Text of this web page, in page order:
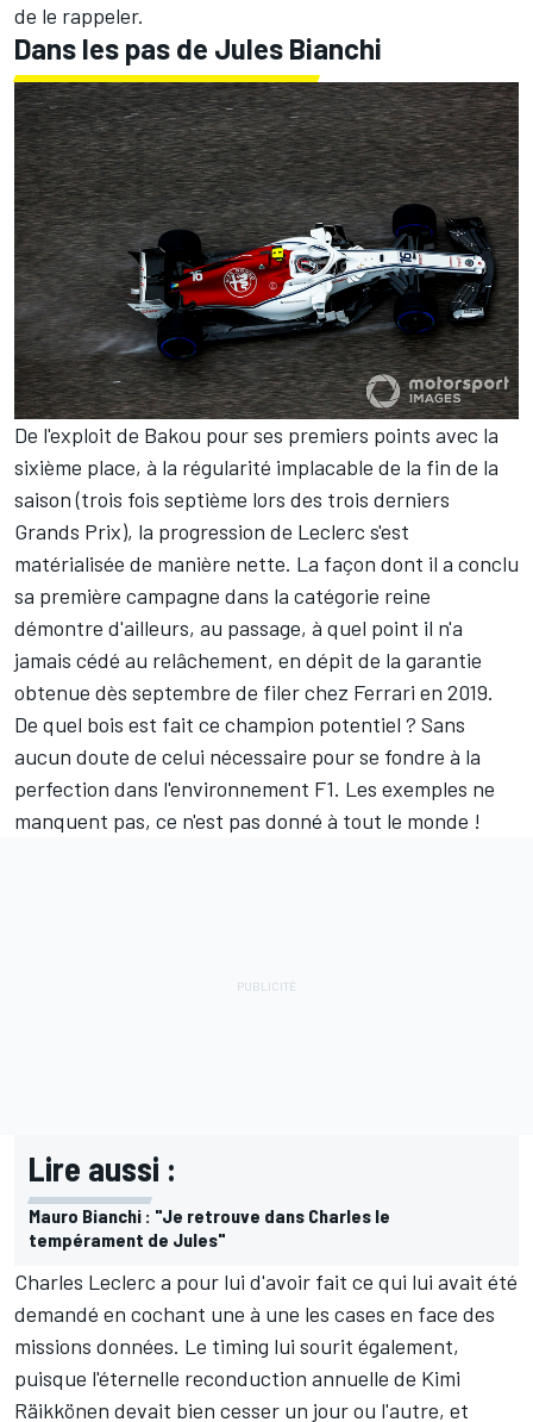
de le rappeler.
Dans les pas de Jules Bianchi
De l'exploit de Bakou pour ses premiers points avec la
sixième place, à la régularité implacable de la fin de la
saison (trois fois septième lors des trois derniers
Grands Prix), la progression de Leclerc s'est
matérialisée de manière nette. La façon dont il a conclu
sa première campagne dans la catégorie reine
démontre d'ailleurs, au passage, à quel point il n'a
jamais cédé au relâchement, en dépit de la garantie
obtenue dès septembre de filer chez Ferrari en 2019.
De quel bois est fait ce champion potentiel ? Sans
aucun doute de celui nécessaire pour se fondre à la
perfection dans l'environnement F1. Les exemples ne
manquent pas, ce n'est pas donné à tout le monde !
Lire aussi :
Mauro Bianchi : "Je retrouve dans Charles le
tempérament de Jules"
Charles Leclerc a pour lui d'avoir fait ce qui lui avait été
demandé en cochant une à une les cases en face des
missions données. Le timing lui sourit également,
puisque l'éternelle reconduction annuelle de Kimi
Räikkönen devait bien cesser un jour ou l'autre, et